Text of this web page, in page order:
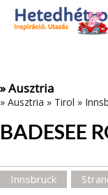
Az oldal sütiket
Adatvédelmi
» Ausztria
» Ausztria » Tirol »
BADESEE
Innsbruck